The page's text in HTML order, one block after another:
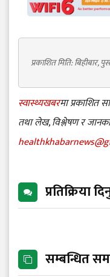
प्रकाशित मिति: बिहीबार,
स्वास्थ्यखबरमा प्रकाशित
तथा लेख, विश्लेषण र
प्रतिक्रिया
सम्बन्धित